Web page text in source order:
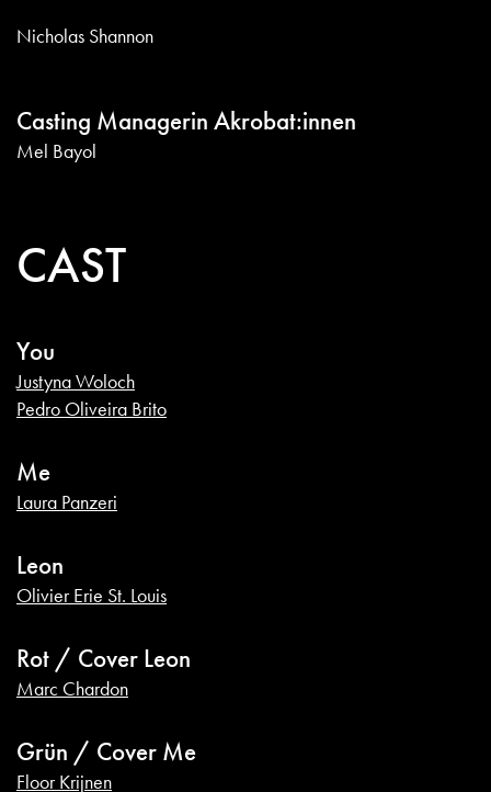
Nicholas Shannon
Casting Managerin Akrobat:innen
Mel Bayol
CAST
You
Justyna Woloch
Pedro Oliveira Brito
Me
Laura Panzeri
Leon
Olivier Erie St. Louis
Rot / Cover Leon
Marc Chardon
Grün / Cover Me
Floor Krijnen